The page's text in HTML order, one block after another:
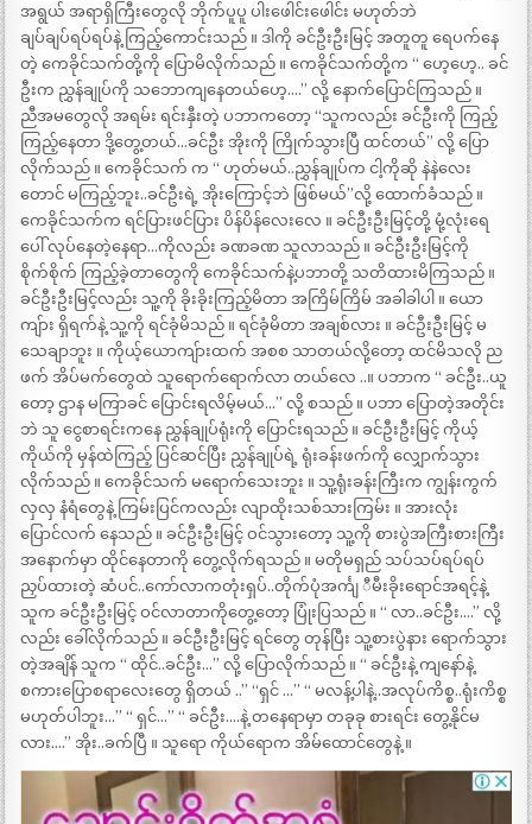
အရွယ် အရာရှိကြီးတွေလို ဘိုက်ပူပူ ပါးဖေါင်းဖေါင်း မဟုတ်ဘဲ
ချပ်ချပ်ရပ်ရပ်နဲ့ ကြည့်ကောင်းသည် ။ ဒါကို ခင်ဦးဦးမြင့် အတူတူ ရေပက်နေ
တဲ့ ကေခိုင်သက်တို့ကို ပြောမိလိုက်သည် ။ ကေခိုင်သက်တို့က “ ဟေ့ဟေ့.. ခင်
ဦးက ညွှန်ချုပ်ကို သဘောကျနေတယ်ဟေ့….” လို့ နောက်ပြောင်ကြသည် ။
ညီအမတွေလို အရမ်း ရင်းနှီးတဲ့ ပဘာကတော့ “သူကလည်း ခင်ဦးကို ကြည့်
ကြည့်နေတာ ဒို့တွေ့တယ်…ခင်ဦး အိုးကို ကြိုက်သွားပြီ ထင်တယ်” လို့ ပြော
လိုက်သည် ။ ကေခိုင်သက် က “ ဟုတ်မယ်..ညွှန်ချုပ်က ငါ့ကိုဆို နဲနဲလေး
တောင် မကြည့်ဘူး..ခင်ဦးရဲ့ အိုးကြောင့်ဘဲ ဖြစ်မယ်”လို့ ထောက်ခံသည် ။
ကေခိုင်သက်က ရင်ပြားဖင်ပြား ပိန်ပိန်လေးလေ ။ ခင်ဦးဦးမြင့်တို့ မုံ့လုံးရေ
ပေါ် လုပ်နေတဲ့နေရာ…ကိုလည်း ခဏခဏ သူလာသည် ။ ခင်ဦးဦးမြင့်ကို
စိုက်စိုက် ကြည့်ခဲ့တာတွေကို ကေခိုင်သက်နဲ့ပဘာတို့ သတိထားမိကြသည် ။
ခင်ဦးဦးမြင့်လည်း သူ့ကို ခိုးခိုးကြည့်မိတာ အကြိမ်ကြိမ် အခါခါပါ ။ ယော
ကျ်ား ရှိရက်နဲ့ သူ့ကို ရင်ခုံမိသည် ။ ရင်ခုံမိတာ အချစ်လား ။ ခင်ဦးဦးမြင့် မ
သေချာဘူး ။ ကိုယ့်ယောကျ်ားထက် အစစ သာတယ်လို့တော့ ထင်မိသလို ည
ဖက် အိပ်မက်တွေထဲ သူရောက်ရောက်လာ တယ်လေ ..။ ပဘာက “ ခင်ဦး..ယူ
တော့ ဌာန မကြာခင် ပြောင်းရလိမ့်မယ်…” လို့ စသည် ။ ပဘာ ပြောတဲ့အတိုင်း
ဘဲ သူ ငွေစာရင်းကနေ ညွှန်ချုပ်ရုံးကို ပြောင်းရသည် ။ ခင်ဦးဦးမြင့် ကိုယ့်
ကိုယ်ကို မှန်ထဲကြည့် ပြင်ဆင်ပြီး ညွှန်ချုပ်ရဲ့ ရုံးခန်းဖက်ကို လျှောက်သွား
လိုက်သည် ။ ကေခိုင်သက် မရောက်သေးဘူး ။ သူ့ရုံးခန်းကြီးက ကျွန်းကွက်
လှလှ နံရံတွေနဲ့ ကြမ်းပြင်ကလည်း လျာထိုးသစ်သားကြမ်း ။ အားလုံး
ပြောင်လက် နေသည် ။ ခင်ဦးဦးမြင့် ဝင်သွားတော့ သူ့ကို စားပွဲအကြီးစားကြီး
အနောက်မှာ ထိုင်နေတာကို တွေ့လိုက်ရသည် ။ မတိုမရှည် သပ်သပ်ရပ်ရပ်
ညှပ်ထားတဲ့ ဆံပင်..ကော်လာကတုံးရှပ်..တိုက်ပုံအင်္ကျ ီမီးခိုးရောင်အရင့်နဲ့
သူက ခင်ဦးဦးမြင့် ဝင်လာတာကိုတွေ့တော့ ပြုံးပြသည် ။ “ လာ..ခင်ဦး….” လို့
လည်း ခေါ်လိုက်သည် ။ ခင်ဦးဦးမြင့် ရင်တွေ တုန်ပြီး သူ့စားပွဲနား ရောက်သွား
တဲ့အချိန် သူက “ ထိုင်..ခင်ဦး…” လို့ ပြောလိုက်သည် ။ “ ခင်ဦးနဲ့ ကျနော်နဲ့
စကားပြောစရာလေးတွေ ရှိတယ် ..” “ရှင် …” “ မလန့်ပါနဲ့..အလုပ်ကိစ္စ..ရုံးကိစ္စ
မဟုတ်ပါဘူး…” “ ရှင်…” “ ခင်ဦး….နဲ့ တနေရာမှာ တခုခု စားရင်း တွေ့နိုင်မ
လား….” အိုး..ခက်ပြီ ။ သူရော ကိုယ်ရောက အိမ်ထောင်တွေနဲ့ ။